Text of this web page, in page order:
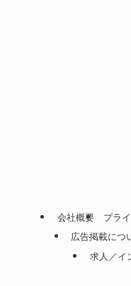
会社概要 プラ
広告掲載につ
求人／イ